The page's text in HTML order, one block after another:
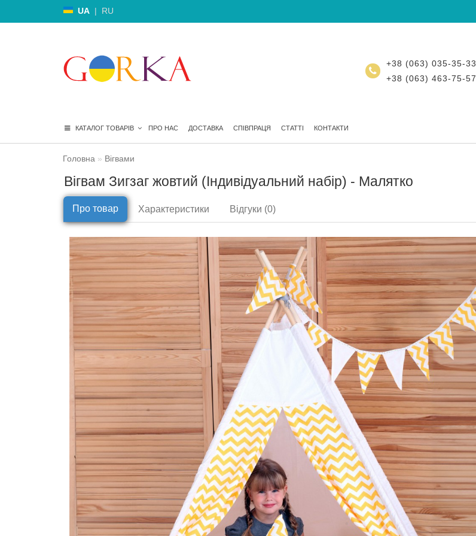
UA | RU
+38 (063) 035-35-33
+38 (063) 463-75-57
КАТАЛОГ ТОВАРІВ ПРО НАС ДОСТАВКА СПІВПРАЦЯ СТАТТІ КОНТАКТИ
Головна Вігвами
Вігвам Зигзаг жовтий (Індивідуальний набір) - Малятко
Про товар Характеристики Відгуки (0)